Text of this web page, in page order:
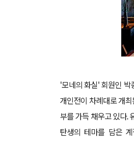
'모네의 화실' 회원인 박
개인전이 차례대로 개
부를 가득 채우고 있다.
탄생의 테마를 담은